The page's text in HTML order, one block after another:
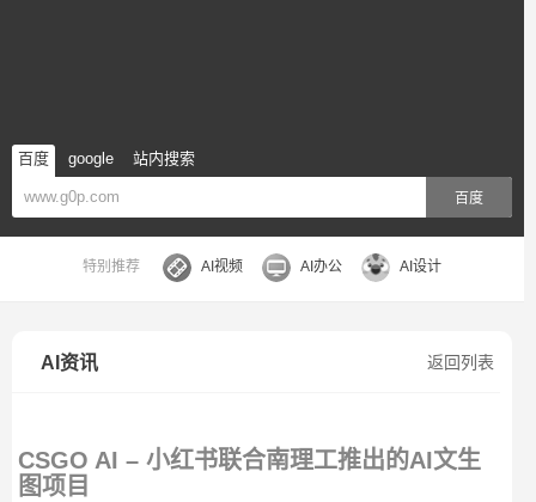
百度 google 站内搜索
百度
特别推荐 AI视频 AI办公 AI设计
返回列表
AI资讯
CSGO AI – 小红书联合南理工推出的AI文生
图项目